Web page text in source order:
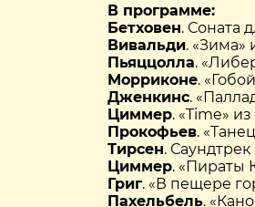
В программе:
Бетховен. Соната
Вивальди. «Зима»
Пьяццолла.
Морриконе.
Дженкинс.
Циммер. «Time»
Прокофьев.
Тирсен.
Циммер. «Пираты
Григ. «В пещере
Пахельбель.